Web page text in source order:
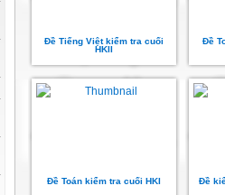
Đề Tiếng Việt kiểm tra cuối
HKII
Đề
Đề Toán kiểm tra cuối HKI Đề